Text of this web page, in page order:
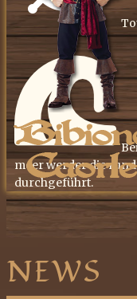
​Bei
meer werder die
durchgeführt.
NEWS